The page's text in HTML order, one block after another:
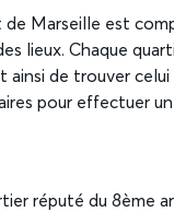
de Marseille est
lieux. Chaque
de trouver
pour effectuer
réputé du 8ème